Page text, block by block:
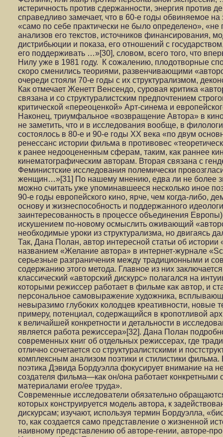
истеричность против сдержанности, энергия против
справедливо замечает, что в 60-е годы обвиняемое
«само по себе практически не было определено», «не
анализов его текстов, источников финансирования,
дистрибьюции и показа, его отношений с
его поддерживать …»[30], словом, всего того, что
Нилу уже в 1981 году. К сожалению, плодотворные
скоро сменились теориями, развенчивающими
очереди стояли 70-е годы с их структурализмом,
Как отмечает Женетт Венсендо, суровая критика
связана и со структуралистским предпочтением
критической «переоценкой» Арт-синема и
Наконец, триумфальное «возвращение Автора» в
не заметить, что и в исследования вообще, в
состоялось в 80-е и 90-е годы ХХ века «по двум
ренессанс истории фильма в противовес
к ранее недооцененным сферам, таким, как раннее
кинематографическим авторам. Вторая связана с
Феминистские исследования полемически
женщин…»[31] По нашему мнению, едва ли не более
можно считать уже упоминавшееся несколько иное
90-е годы европейского кино, ярче, чем когда-либо,
основу и жизнеспособность и поддержанного
заинтересованность в процессе объединения
искушением по-новому осмыслить оживающий
необходимые уроки из структурализма, но двигаясь
Так, Дана Полан, автор интересной статьи об истории
названием «Желание автора» в интернет-журнале
серьезные разграничения между традиционными и
содержанию этого метода. Главное из них
классический «авторский дискурс» полагался на
которыми режиссер работает в фильме как автор, и
персональное самовыражение художника,
невыразимо глубоких колодцев креативности, новые
примеру, потенциал, содержащийся в кропотливой
к величайшей конкретности и детальности в
является работа режиссера»[32]. Дана Полан
современных книг об отдельных режиссерах, где
отлично сочетается со структуралистскими и
комплексным анализом поэтики и стилистики
поэтика Дэвида Бордуэлла фокусирует внимание на
создателя фильма—как он/она работает конкретными
материалами его/ее труда».
Современные исследователи обязательно
которых конструируется модель автора, к
дискурсам; изучают, используя термин Бордуэлла,
то, как создается само представление о жизненной
наивному представлению об авторе-гении, авторе-